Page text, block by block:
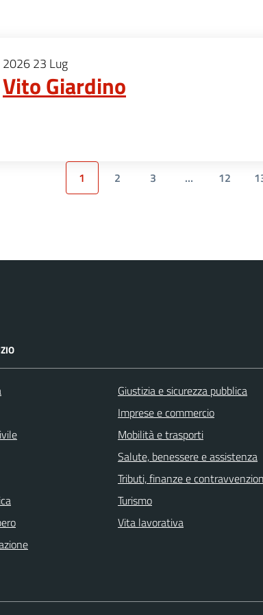
202623 Lug
Vito Giardino
1 2 3 … 12
Giustizia e sicurezza pubblica
Imprese e commercio
Mobilità e trasporti
Salute, benessere e assistenza
Tributi, finanze e
Turismo
Vita lavorativa